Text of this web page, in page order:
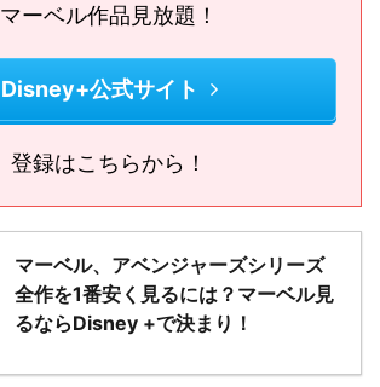
マーベル作品見放題！
Disney+公式サイト
登録はこちらから！
マーベル、アベンジャーズシリーズ
全作を1番安く見るには？マーベル見
るならDisney +で決まり！